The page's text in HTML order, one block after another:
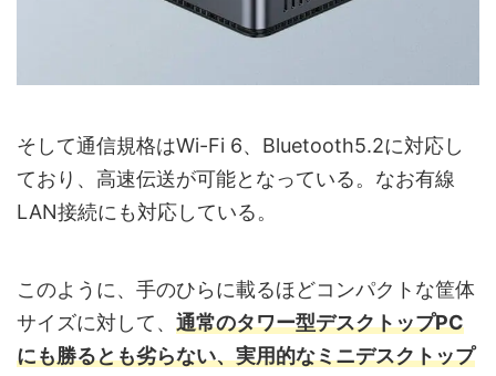
そして通信規格はWi-Fi 6、Bluetooth5.2に対応し
ており、高速伝送が可能となっている。なお有線
LAN接続にも対応している。
このように、手のひらに載るほどコンパクトな筐体
サイズに対して、 通常のタワー型デスクトップPC
にも勝るとも劣らない、実用的なミニデスクトップ